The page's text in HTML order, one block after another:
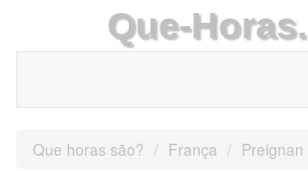
Que-Horas.
Que horas são? França Preignan